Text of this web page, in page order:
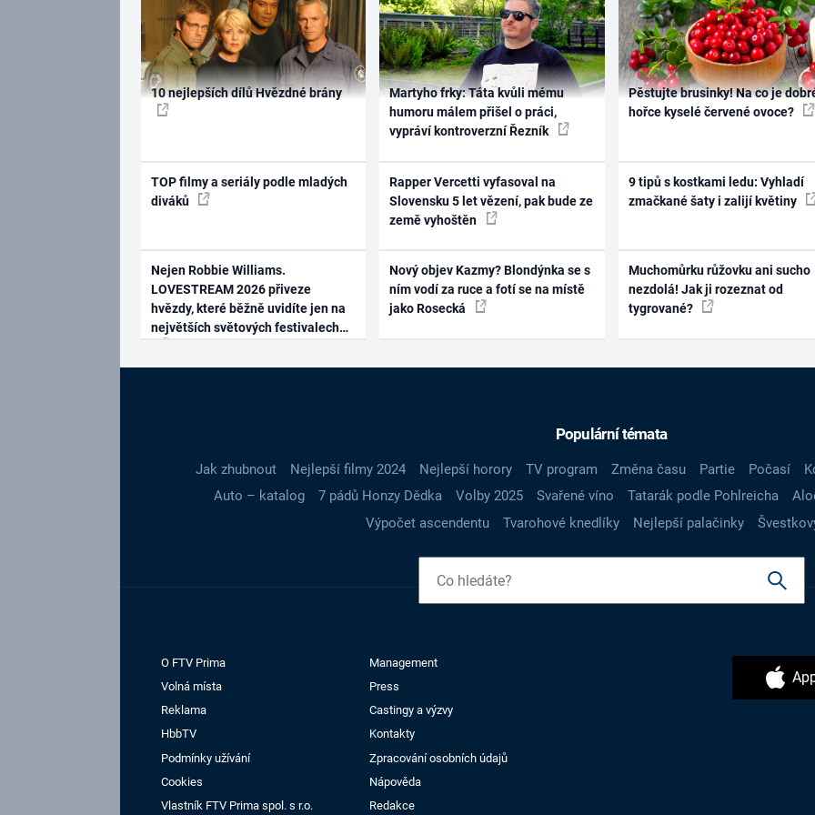
10 nejlepších dílů Hvězdné brány
TOP filmy a seriály podle mladých
diváků
Nejen Robbie Williams.
LOVESTREAM 2026 přiveze
hvězdy, které běžně uvidíte jen na
největších světových festivalech
Martyho frky: Táta kvůli mému
humoru málem přišel o práci,
vypráví kontroverzní Řezník
Rapper Vercetti vyfasoval na
Slovensku 5 let vězení, pak bude ze
země vyhoštěn
Nový objev Kazmy? Blondýnka se s
ním vodí za ruce a fotí se na místě
jako Rosecká
Pěstujte brusinky! Na co je
hořce kyselé červené ovoce?
9 tipů s kostkami ledu: Vyhladí
zmačkané šaty i zalijí květiny
Muchomůrku růžovku ani sucho
nezdolá! Jak ji rozeznat od
tygrované?
Populární témata
Jak zhubnout Nejlepší filmy 2024 Nejlepší horory TV program Změna času Partie Počasí
Auto – katalog
7 pádů Honzy Dědka Volby 2025 Svařené víno Tatarák podle Pohlreicha
Výpočet ascendentu
Tvarohové knedlíky Nejlepší palačinky
O FTV Prima
Management
Volná místa
Press
Reklama
Castingy a výzvy
HbbTV
Kontakty
Podmínky užívání
Zpracování osobních údajů
Cookies
Nápověda
Vlastník FTV Prima spol. s r.o.
Redakce